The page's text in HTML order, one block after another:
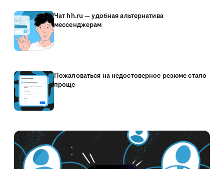
Чат hh.ru — удобная альтернатива
мессенджерам
Пожаловаться на недостоверное резюме стало
проще